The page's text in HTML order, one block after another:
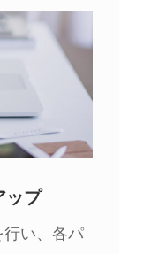
ップ
行い、各パ